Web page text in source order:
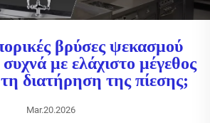
βρύσες ψεκασμού
συχνά με ελάχιστο μέγεθος
διατήρηση της πίεσης;
Mar.20.2026